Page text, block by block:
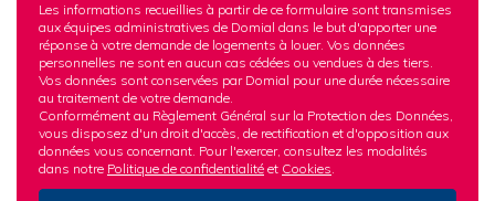
Les informations recueillies à partir de ce formulaire sont transmises
aux équipes administratives de Domial dans le but d'apporter une
réponse à votre demande de logements à louer. Vos données
personnelles ne sont en aucun cas cédées ou vendues à des tiers.
Vos données sont conservées par Domial pour une durée nécessaire
au traitement de votre demande.
Conformément au Règlement Général sur la Protection des Données,
vous disposez d'un droit d'accès, de rectification et d'opposition aux
données vous concernant. Pour l'exercer, consultez les modalités
dans notre Politique de confidentialité et Cookies.